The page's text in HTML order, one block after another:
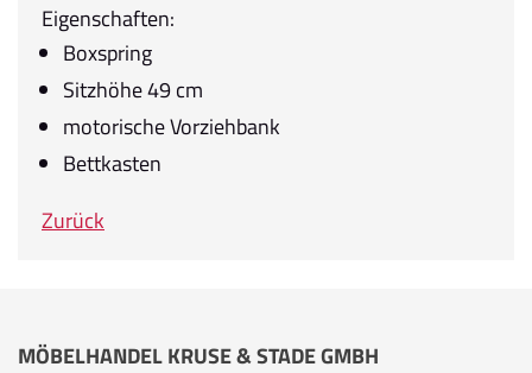
Eigenschaften:
Boxspring
Sitzhöhe 49 cm
motorische Vorziehbank
Bettkasten
Zurück
MÖBELHANDEL KRUSE & STADE GMBH